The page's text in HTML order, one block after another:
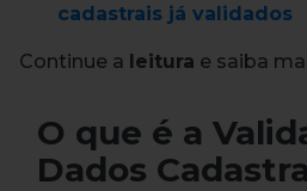
cadastrais já validados
Continue a leitura e saiba
O que é a
Dados